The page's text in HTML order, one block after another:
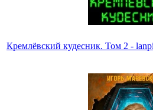
Кремлёвский кудесник. Том 2 -